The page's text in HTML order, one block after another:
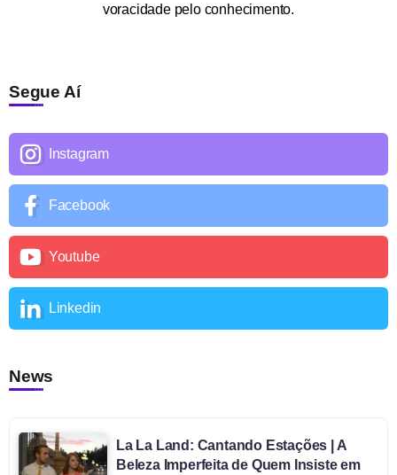
voracidade pelo conhecimento.
Segue Aí
Instagram
Facebook
Youtube
Linkedin
News
La La Land: Cantando Estações | A
Beleza Imperfeita de Quem Insiste em